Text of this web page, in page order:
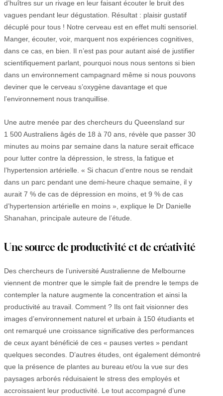
d’huîtres sur un rivage en leur faisant écouter le bruit des
vagues pendant leur dégustation. Résultat : plaisir gustatif
décuplé pour tous ! Notre cerveau est en effet multi sensoriel.
Manger, écouter, voir, marquent nos expériences cognitives,
dans ce cas, en bien. Il n’est pas pour autant aisé de justifier
scientifiquement parlant, pourquoi nous nous sentons si bien
dans un environnement campagnard même si nous pouvons
deviner que le cerveau s’oxygène davantage et que
l’environnement nous tranquillise.
Une autre menée par des chercheurs du Queensland sur
1 500 Australiens âgés de 18 à 70 ans, révèle que passer 30
minutes au moins par semaine dans la nature serait efficace
pour lutter contre la dépression, le stress, la fatigue et
l’hypertension artérielle. « Si chacun d’entre nous se rendait
dans un parc pendant une demi-heure chaque semaine, il y
aurait 7 % de cas de dépression en moins, et 9 % de cas
d’hypertension artérielle en moins », explique le Dr Danielle
Shanahan, principale auteure de l’étude.
Une source de productivité et de créativité
Des chercheurs de l’université Australienne de Melbourne
viennent de montrer que le simple fait de prendre le temps de
contempler la nature augmente la concentration et ainsi la
productivité au travail. Comment ? Ils ont fait visionner des
images d’environnement naturel et urbain à 150 étudiants et
ont remarqué une croissance significative des performances
de ceux ayant bénéficié de ces « pauses vertes » pendant
quelques secondes. D’autres études, ont également démontré
que la présence de plantes au bureau et/ou la vue sur des
paysages arborés réduisaient le stress des employés et
accroissaient leur productivité. Le tout accompagné d’une